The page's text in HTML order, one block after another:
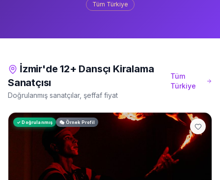
Tüm Türkiye
İzmir'de 12+ Dansçı Kiralama
Sanatçısı
Doğrulanmış sanatçılar, şeffaf fiyat
Tüm
Türkiye
✓ Doğrulanmış 🎭 Örnek Profil